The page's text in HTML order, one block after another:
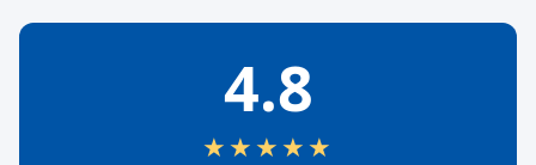
4.8
★★★★★